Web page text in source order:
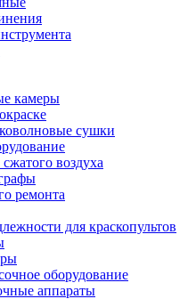
камеры
сушки
воздуха
ремонта
для краскопультов
оборудование
аппараты